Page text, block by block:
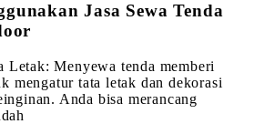
Jasa Sewa Tenda
Letak: Menyewa tenda memberi
mengatur tata letak dan dekorasi
Anda bisa merancang